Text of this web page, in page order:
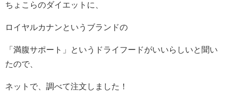
ちょこらのダイエットに、
ロイヤルカナンというブランドの
「満腹サポート」というドライフードがいいらしいと聞い
たので、
ネットで、調べて注文しました！